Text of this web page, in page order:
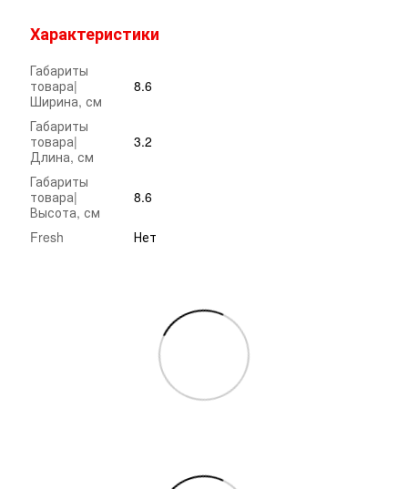
Характеристики
Габариты
товара|
Ширина, см
8.6
Габариты
товара|
Длина, см
3.2
Габариты
товара|
Высота, см
8.6
Fresh Нет